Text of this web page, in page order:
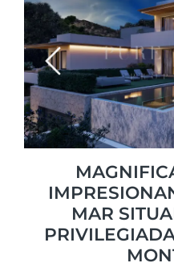
Previous
MAR